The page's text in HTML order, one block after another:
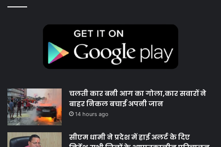
चलती कार बनी आग का गोला,कार सवारों ने
बाहर निकल बचाई अपनी जान
14 hours ago
सीएम धामी ने प्रदेश में हाई अलर्ट के दिए